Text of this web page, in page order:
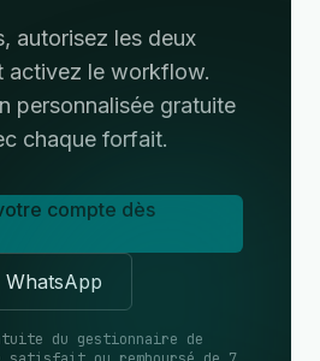
autorisez les deux
activez le workflow.
personnalisée gratuite
chaque forfait.
compte dès
du gestionnaire de